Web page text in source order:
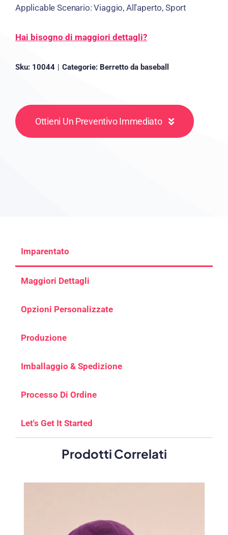
Applicable Scenario:Viaggio, All'aperto, Sport
Hai bisogno di maggiori dettagli?
Sku: 10044 | Categorie: Berretto da baseball
Ottieni Un Preventivo Immediato
Imparentato
Maggiori Dettagli
Opzioni Personalizzate
Produzione
Imballaggio & Spedizione
Processo Di Ordine
Let's Get It Started
Prodotti Correlati